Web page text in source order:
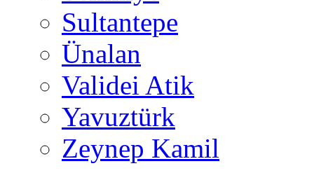
Sultantepe
Ünalan
Validei Atik
Yavuztürk
Zeynep Kamil